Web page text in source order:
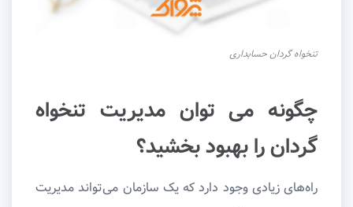
تنخواه گردان حسابداری
چگونه می توان مدیریت تنخواه
گردان را بهبود بخشید؟
راه‌های زیادی وجود دارد که یک سازمان می‌تواند مدیریت